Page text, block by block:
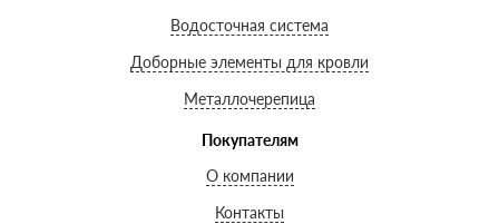
Водосточная система
Доборные элементы для кровли
Металлочерепица
Покупателям
О компании
Контакты